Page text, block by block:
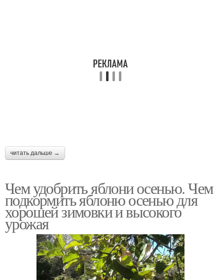
читать дальше →
Чем удобрить яблони осенью. Чем
подкормить яблоню осенью для
хорошей зимовки и высокого
урожая